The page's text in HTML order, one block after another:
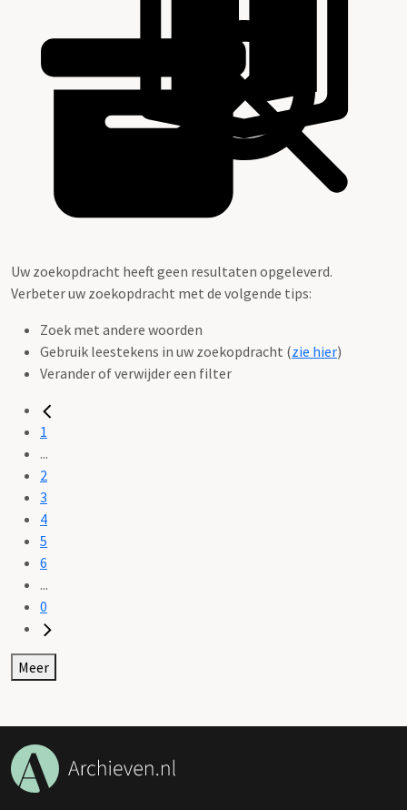
Uw zoekopdracht heeft geen resultaten opgeleverd.
Verbeter uw zoekopdracht met de volgende tips:
Zoek met andere woorden
Gebruik leestekens in uw zoekopdracht (zie hier)
Verander of verwijder een filter
1
...
2
3
4
5
6
...
0
Meer